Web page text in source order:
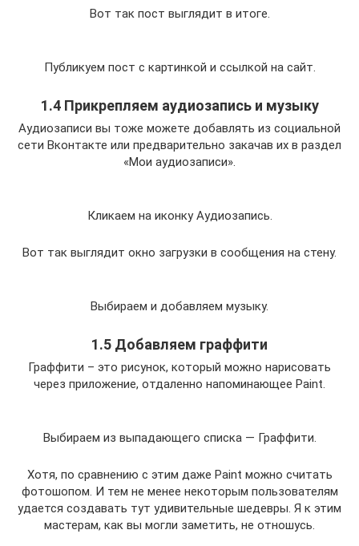
Вот так пост выглядит в итоге.
Публикуем пост с картинкой и ссылкой на сайт.
1.4 Прикрепляем аудиозапись и музыку
Аудиозаписи вы тоже можете добавлять из социальной
сети Вконтакте или предварительно закачав их в раздел
«Мои аудиозаписи».
Кликаем на иконку Аудиозапись.
Вот так выглядит окно загрузки в сообщения на стену.
Выбираем и добавляем музыку.
1.5 Добавляем граффити
Граффити – это рисунок, который можно нарисовать
через приложение, отдаленно напоминающее Paint.
Выбираем из выпадающего списка — Граффити.
Хотя, по сравнению с этим даже Paint можно считать
фотошопом. И тем не менее некоторым пользователям
удается создавать тут удивительные шедевры. Я к этим
мастерам, как вы могли заметить, не отношусь.